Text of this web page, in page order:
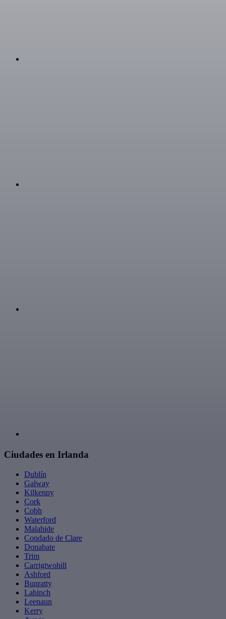
Ciudades en Irlanda
Dublín
Galway
Kilkenny
Cork
Cobh
Waterford
Malahide
Condado de Clare
Donabate
Trim
Carrigtwohill
Ashford
Bunratty
Lahinch
Leenaun
Kerry